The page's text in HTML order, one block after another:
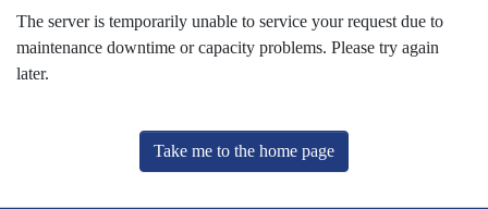
The server is temporarily unable to service your request due to
maintenance downtime or capacity problems. Please try again
later.
Take me to the home page